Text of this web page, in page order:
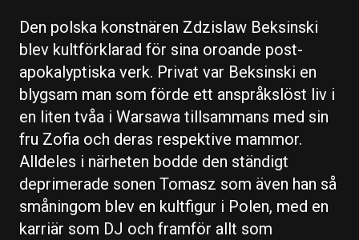
Den polska konstnären Zdzislaw Beksinski
blev kultförklarad för sina oroande post-
apokalyptiska verk. Privat var Beksinski en
blygsam man som förde ett anspråkslöst liv i
en liten tvåa i Warsawa tillsammans med sin
fru Zofia och deras respektive mammor.
Alldeles i närheten bodde den ständigt
deprimerade sonen Tomasz som även han så
småningom blev en kultfigur i Polen, med en
karriär som DJ och framför allt som